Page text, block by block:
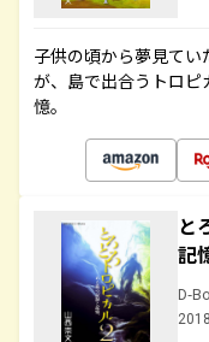
子供の頃から夢見て
が、島で出合うトロ
憶。
と
記
D-